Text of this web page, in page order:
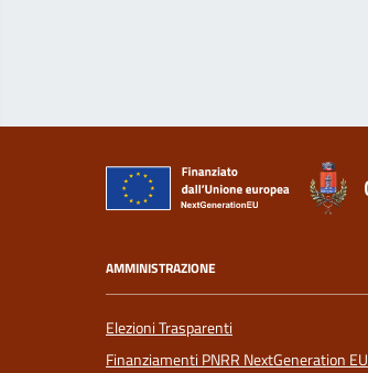
AMMINISTRAZIONE
Elezioni Trasparenti
Finanziamenti PNRR NextGeneration EU